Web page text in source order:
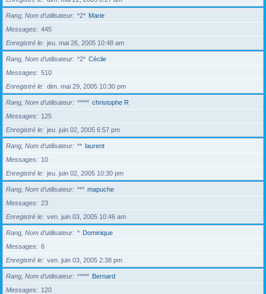
Rang, Nom d’utilisateur *2* Marie
Messages
445
Enregistré le
jeu. mai 26, 2005 10:48 am
Rang, Nom d’utilisateur *2* Cécile
Messages
510
Enregistré le
dim. mai 29, 2005 10:30 pm
Rang, Nom d’utilisateur ***** christophe R
Messages
125
Enregistré le
jeu. juin 02, 2005 6:57 pm
Rang, Nom d’utilisateur ** laurent
Messages
10
Enregistré le
jeu. juin 02, 2005 10:30 pm
Rang, Nom d’utilisateur *** mapuche
Messages
23
Enregistré le
ven. juin 03, 2005 10:46 am
Rang, Nom d’utilisateur * Dominique
Messages
6
Enregistré le
ven. juin 03, 2005 2:38 pm
Rang, Nom d’utilisateur ***** Bernard
Messages
120